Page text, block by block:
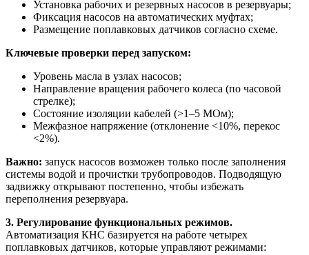
Установка рабочих и резервных насосов в резервуары;
Фиксация насосов на автоматических муфтах;
Размещение поплавковых датчиков согласно схеме.
Ключевые проверки перед запуском:
Уровень масла в узлах насосов;
Направление вращения рабочего колеса (по часовой
стрелке);
Состояние изоляции кабелей (>1–5 МОм);
Межфазное напряжение (отклонение <10%, перекос
<2%).
Важно: запуск насосов возможен только после заполнения
системы водой и прочистки трубопроводов. Подводящую
задвижку открывают постепенно, чтобы избежать
переполнения резервуара.
3. Регулирование функциональных режимов.
Автоматизация КНС базируется на работе четырех
поплавковых датчиков, которые управляют режимами: